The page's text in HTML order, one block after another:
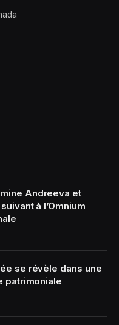
Andreeva et
à l’Omnium
se révèle dans une
patrimoniale